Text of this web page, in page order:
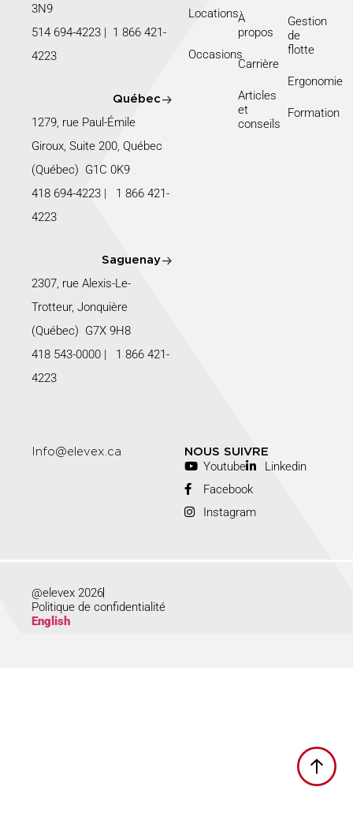
3N9
514 694-4223 | 1 866 421-
4223
Québec
1279, rue Paul-Émile
Giroux, Suite 200, Québec
(Québec) G1C 0K9
418 694-4223 | 1 866 421-
4223
Saguenay
2307, rue Alexis-Le-
Trotteur, Jonquière
(Québec) G7X 9H8
418 543-0000 | 1 866 421-
4223
Locations
Occasions
À
propos
Carrière
Articles
et
conseils
Gestion
de
flotte
Ergonomie
Formation
Info@elevex.ca NOUS SUIVRE
Youtube
Linkedin
Facebook
Instagram
@elevex 2026
Politique de confidentialité
English